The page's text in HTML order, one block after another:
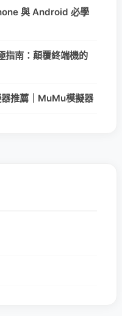
與 Android 必學
南：顛覆終端機的
推薦｜MuMu模擬器